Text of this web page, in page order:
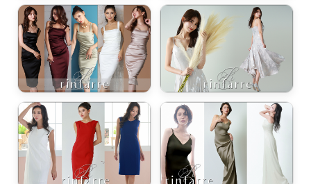
、自分らしく、美しく。-
ンピース
エレガンスをひとさじー
エット。 夏の視線を独り占めする「夏の主役ラップロングドレス」